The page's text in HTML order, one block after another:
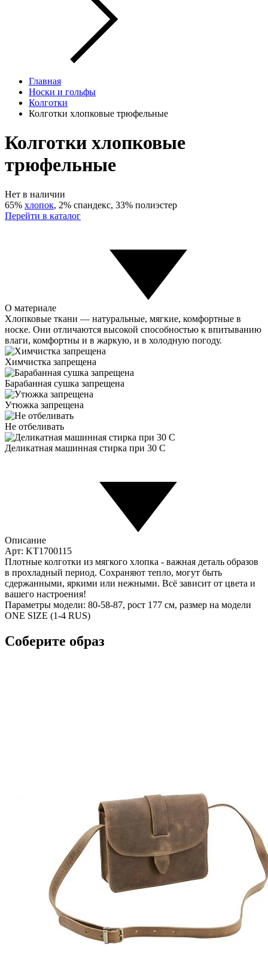
Главная
Носки и гольфы
Колготки
Колготки хлопковые трюфельные
Колготки хлопковые
трюфельные
Нет в наличии
65% хлопок, 2% спандекс, 33% полиэстер
Перейти в каталог
О материале
Хлопковые ткани — натуральные, мягкие, комфортные в
носке. Они отличаются высокой способностью к впитыванию
влаги, комфортны и в жаркую, и в холодную погоду.
Химчистка запрещена
Барабанная сушка запрещена
Утюжка запрещена
Не отбеливать
Деликатная машинная стирка при 30 С
Описание
Арт: KT1700115
Плотные колготки из мягкого хлопка - важная деталь образов
в прохладный период. Сохраняют тепло, могут быть
сдержанными, яркими или нежными. Всё зависит от цвета и
вашего настроения!
Параметры модели: 80-58-87, рост 177 см, размер на модели
ONE SIZE (1-4 RUS)
Соберите образ